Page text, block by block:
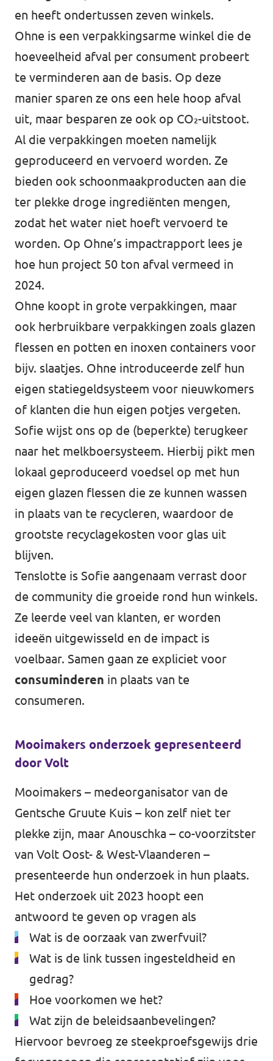
en heeft ondertussen zeven winkels.
Ohne is een verpakkingsarme winkel die de
hoeveelheid afval per consument probeert
te verminderen aan de basis. Op deze
manier sparen ze ons een hele hoop afval
uit, maar besparen ze ook op CO₂-uitstoot.
Al die verpakkingen moeten namelijk
geproduceerd en vervoerd worden. Ze
bieden ook schoonmaakproducten aan die
ter plekke droge ingrediënten mengen,
zodat het water niet hoeft vervoerd te
worden. Op Ohne’s impactrapport lees je
hoe hun project 50 ton afval vermeed in
2024.
Ohne koopt in grote verpakkingen, maar
ook herbruikbare verpakkingen zoals glazen
flessen en potten en inoxen containers voor
bijv. slaatjes. Ohne introduceerde zelf hun
eigen statiegeldsysteem voor nieuwkomers
of klanten die hun eigen potjes vergeten.
Sofie wijst ons op de (beperkte) terugkeer
naar het melkboersysteem. Hierbij pikt men
lokaal geproduceerd voedsel op met hun
eigen glazen flessen die ze kunnen wassen
in plaats van te recycleren, waardoor de
grootste recyclagekosten voor glas uit
blijven.
Tenslotte is Sofie aangenaam verrast door
de community die groeide rond hun winkels.
Ze leerde veel van klanten, er worden
ideeën uitgewisseld en de impact is
voelbaar. Samen gaan ze expliciet voor
consuminderen in plaats van te
consumeren.
Mooimakers onderzoek gepresenteerd
door Volt
Mooimakers – medeorganisator van de
Gentsche Gruute Kuis – kon zelf niet ter
plekke zijn, maar Anouschka – co-voorzitster
van Volt Oost- & West-Vlaanderen –
presenteerde hun onderzoek in hun plaats.
Het onderzoek uit 2023 hoopt een
antwoord te geven op vragen als
Wat is de oorzaak van zwerfvuil?
Wat is de link tussen ingesteldheid en
gedrag?
Hoe voorkomen we het?
Wat zijn de beleidsaanbevelingen?
Hiervoor bevroeg ze steekproefsgewijs drie